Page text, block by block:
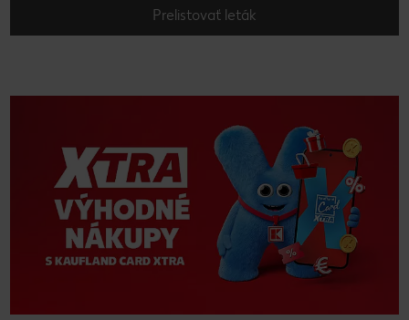
Prelistovať leták